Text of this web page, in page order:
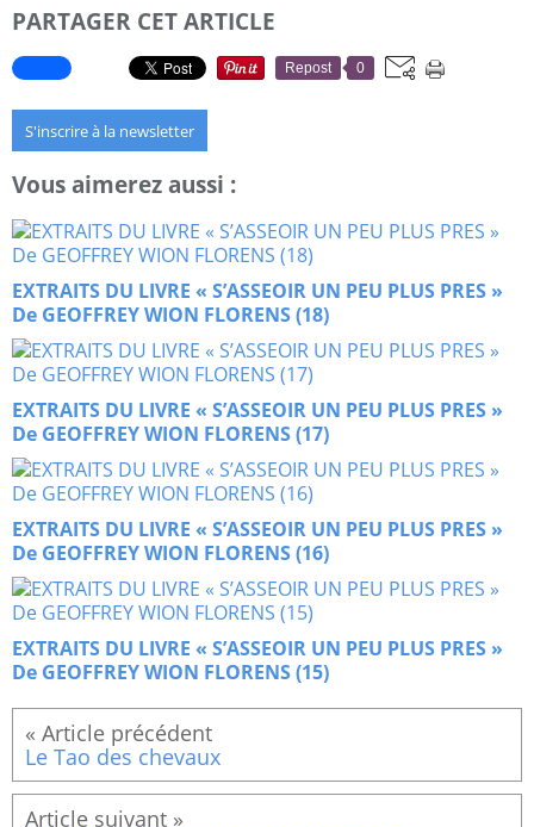
PARTAGER CET ARTICLE
Repost 0
S'inscrire à la newsletter
Vous aimerez aussi :
EXTRAITS DU LIVRE « S’ASSEOIR UN PEU PLUS PRES »
De GEOFFREY WION FLORENS (18)
EXTRAITS DU LIVRE « S’ASSEOIR UN PEU PLUS PRES »
De GEOFFREY WION FLORENS (17)
EXTRAITS DU LIVRE « S’ASSEOIR UN PEU PLUS PRES »
De GEOFFREY WION FLORENS (16)
EXTRAITS DU LIVRE « S’ASSEOIR UN PEU PLUS PRES »
De GEOFFREY WION FLORENS (15)
Le Tao des chevaux